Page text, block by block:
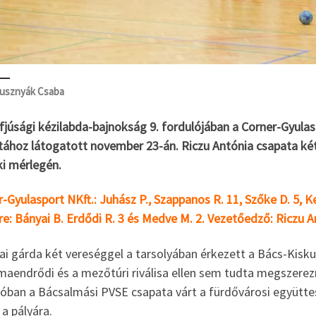
Csaba
kézilabda-bajnokság 9. fordulójában a Corner-
látogatott november 23-án. Riczu Antónia csapata
mérlegén.
Gyulasport NKft.: Juhász P., Szappanos R. 11, Szőke D. 5,
Bányai B. Erdődi R. 3 és Medve M. 2. Vezetőedző: Riczu
gárda két vereséggel a tarsolyában érkezett a Bács-
és a mezőtúri riválisa ellen sem tudta
a Bácsalmási PVSE csapata várt a fürdővárosi
pályára.